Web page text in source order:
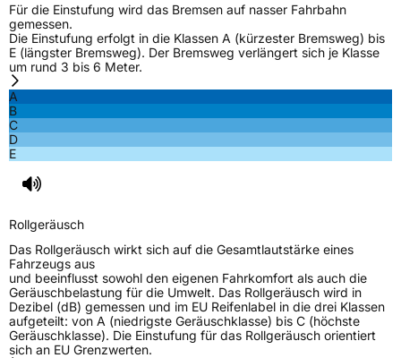
Für die Einstufung wird das Bremsen auf nasser Fahrbahn
gemessen.
Die Einstufung erfolgt in die Klassen A (kürzester Bremsweg) bis
E (längster Bremsweg). Der Bremsweg verlängert sich je Klasse
um rund 3 bis 6 Meter.
A
B
C
D
E
Rollgeräusch
Das Rollgeräusch wirkt sich auf die Gesamtlautstärke eines
Fahrzeugs aus
und beeinflusst sowohl den eigenen Fahrkomfort als auch die
Geräuschbelastung für die Umwelt. Das Rollgeräusch wird in
Dezibel (dB) gemessen und im EU Reifenlabel in die drei Klassen
aufgeteilt: von A (niedrigste Geräuschklasse) bis C (höchste
Geräuschklasse). Die Einstufung für das Rollgeräusch orientiert
sich an EU Grenzwerten.